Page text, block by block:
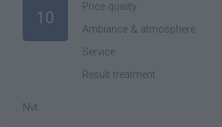
10
Price quality
Ambiance & atmosphere
Service
Result treatment
Nvt.